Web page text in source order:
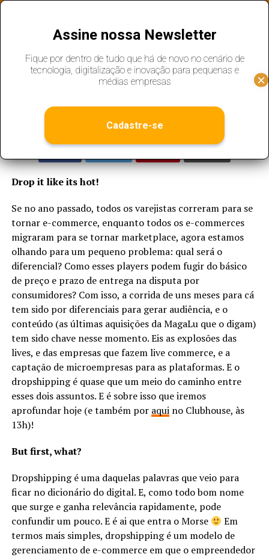
Dropshipping: oportunidades &
Published
Drop it like its hot!
Se no ano passado, todos os varejistas correram para se
tornar e-commerce, enquanto todos os e-commerces
migraram para se tornar marketplace, agora estamos
olhando para um pequeno problema: qual será o
diferencial? Como esses players podem fugir do básico
de preço e prazo de entrega na disputa por
consumidores? Com isso, a corrida de uns meses para cá
tem sido por diferenciais para gerar audiência, e o
conteúdo (as últimas aquisições da MagaLu que o digam)
tem sido chave nesse momento. Eis as explosões das
lives, e das empresas que fazem live commerce, e a
captação de microempresas para as plataformas. E o
dropshipping é quase que um meio do caminho entre
esses dois assuntos. E é sobre isso que iremos
aprofundar hoje (e também por aquino Clubhouse, às
13h)!
But first, what?
Dropshipping é uma daquelas palavras que veio para
ficar no dicionário do digital. E, como todo bom nome
que surge e ganha relevância rapidamente, pode
confundir um pouco. E é ai que entra o Morse
Em
termos mais simples, dropshipping é um modelo de
gerenciamento de e-commerce em que o empreendedor
Assine nossa Newsletter
Fique por dentro de tudo que há de novo no cenário de
tecnologia, digitalização e inovação para pequenas e
médias empresas
Cadastre-se